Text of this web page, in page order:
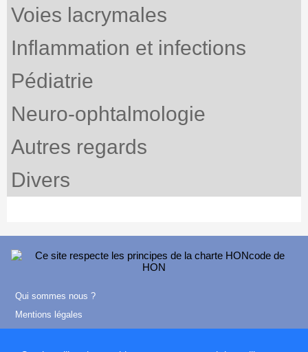
Voies lacrymales
Inflammation et infections
Pédiatrie
Neuro-ophtalmologie
Autres regards
Divers
Qui sommes nous ?
Mentions légales